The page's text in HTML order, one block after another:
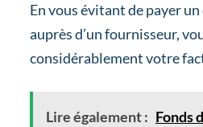
En vous évitant de payer
auprès d’un fournisseur,
considérablement votre
Lire également : Fonds